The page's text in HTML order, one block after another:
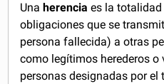
Una herencia es la totalidad
obligaciones que se
persona fallecida) a otras
como legítimos herederos
personas designadas por el